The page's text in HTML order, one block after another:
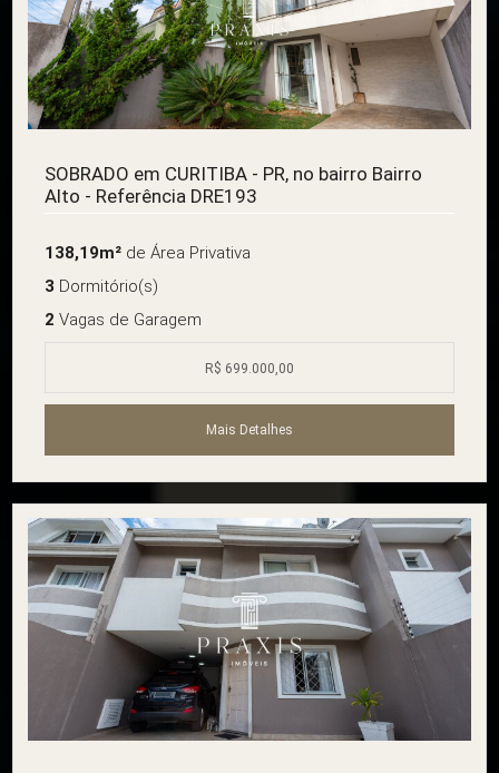
SOBRADO em CURITIBA - PR, no bairro Bairro
Alto - Referência DRE193
138,19m²de Área Privativa
3 Dormitório(s)
2 Vagas de Garagem
R$ 699.000,00
Mais Detalhes